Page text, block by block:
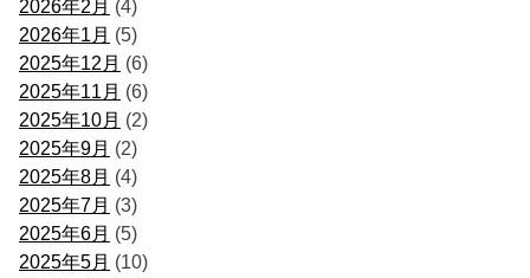
2026年2月 (4)
2026年1月 (5)
2025年12月 (6)
2025年11月 (6)
2025年10月 (2)
2025年9月 (2)
2025年8月 (4)
2025年7月 (3)
2025年6月 (5)
2025年5月 (10)